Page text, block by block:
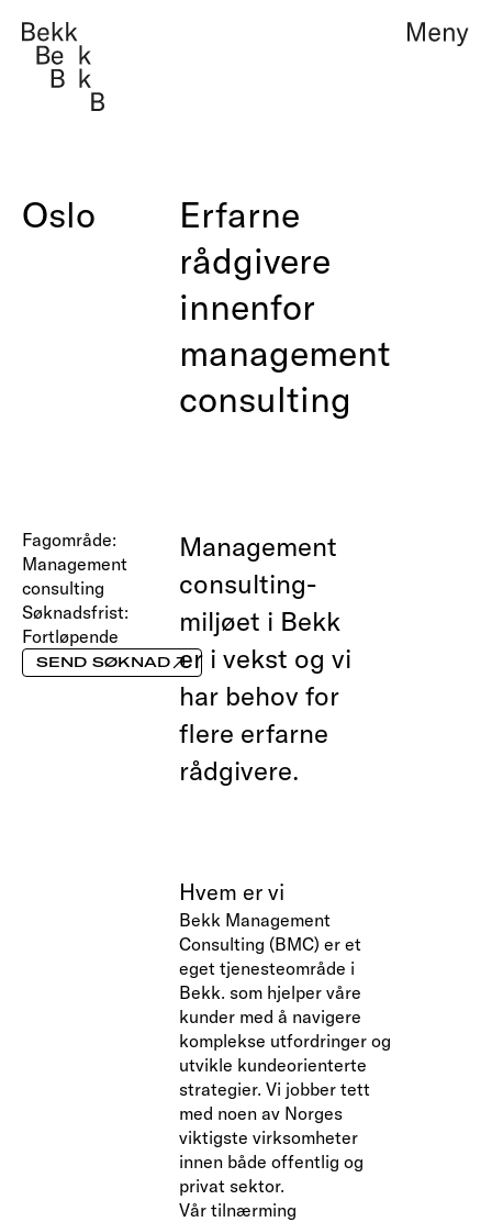
Fag i Bekk
Teknologi, design
Management
Oslo
Erfarne
rådgivere
innenfor
management
consulting
Fagområde:
Management
consulting
Søknadsfrist:
Fortløpende
SEND SØKNAD
Management
consulting-
miljøet i Bekk
er i vekst og vi
har behov for
flere erfarne
rådgivere.
Hvem er vi
Bekk Management
Consulting (BMC) er et
eget tjenesteområde i
Bekk. som hjelper våre
kunder med å navigere
komplekse utfordringer og
utvikle kundeorienterte
strategier. Vi jobber tett
med noen av Norges
viktigste virksomheter
innen både offentlig og
privat sektor.
Vår tilnærming